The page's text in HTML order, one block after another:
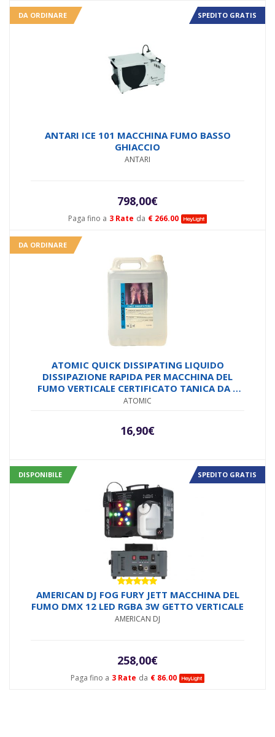
DA ORDINARE SPEDITO GRATIS
Paga fino a 3 Rate da € 266.00
ANTARI ICE 101 MACCHINA FUMO BASSO
GHIACCIO
ANTARI
798,00€
DA ORDINARE
ATOMIC QUICK DISSIPATING LIQUIDO
DISSIPAZIONE RAPIDA PER MACCHINA DEL
FUMO VERTICALE CERTIFICATO TANICA DA 5
KG. MADE IN EUROPE
ATOMIC
16,90€
DISPONIBILE SPEDITO GRATIS
Paga fino a 3 Rate da € 86.00
Valutato
5.00su 5
AMERICAN DJ FOG FURY JETT MACCHINA DEL
FUMO DMX 12 LED RGBA 3W GETTO VERTICALE
AMERICAN DJ
258,00€